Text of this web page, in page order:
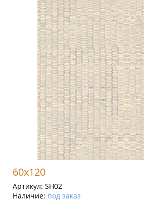
60x120
Артикул: SH02
Наличие: под заказ